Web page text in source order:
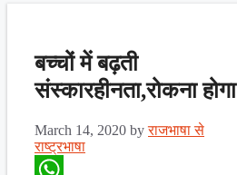
बच्चों में बढ़ती
संस्कारहीनता,रोकना होगा
March 14, 2020 byराजभाषा से
राष्ट्रभाषा